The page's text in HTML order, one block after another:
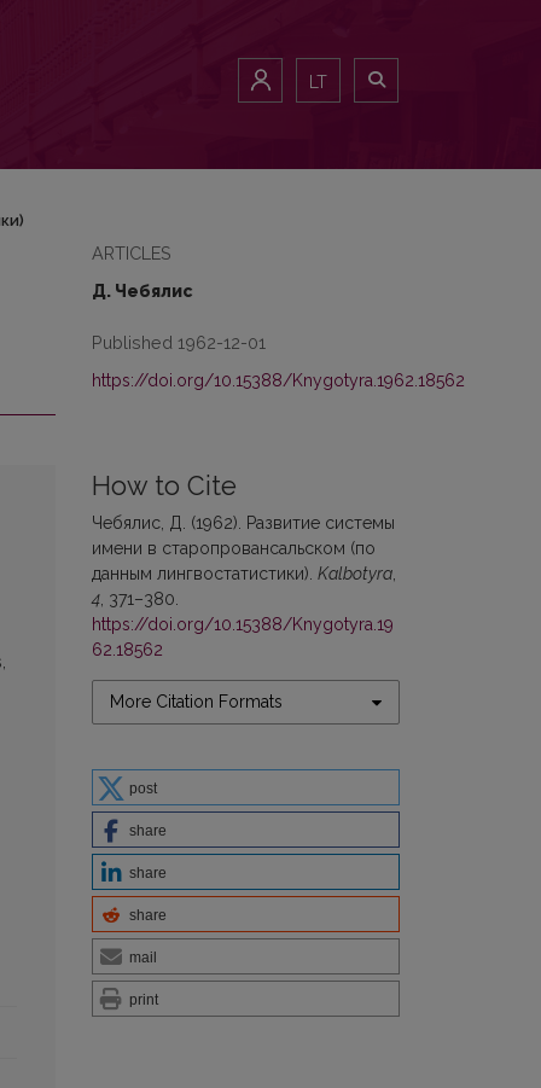
LT
ARTICLES
Д. Чебялис
Published 1962-12-01
https://doi.org/10.15388/Knygotyra.1962.18562
How to Cite
Чебялис, Д. (1962). Развитие системы
имени в старопровансальском (по
данным лингвостатистики). Kalbotyra
4 , 371–380.
https://doi.org/10.15388/Knygotyra.19
62.18562
More Citation Formats
post
share
share
share
mail
print